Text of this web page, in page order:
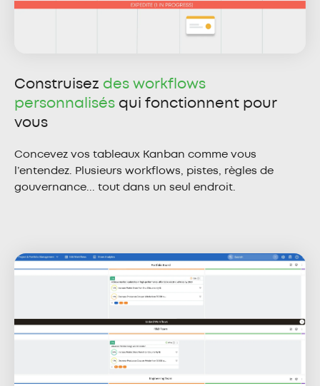
Construisez des workflows
personnalisés qui fonctionnent pour
vous
Concevez vos tableaux Kanban comme vous
l’entendez. Plusieurs workflows, pistes, règles de
gouvernance... tout dans un seul endroit.